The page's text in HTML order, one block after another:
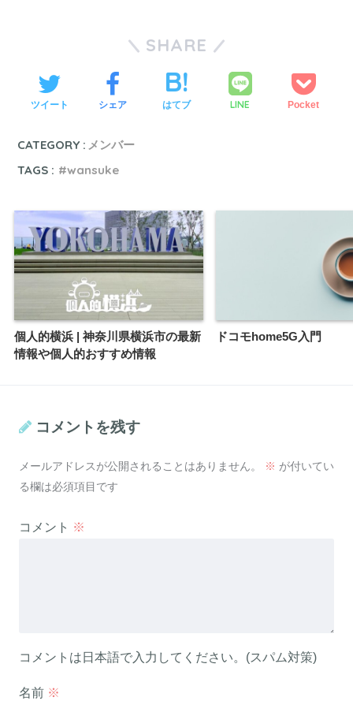
SHARE
ツイート シェア はてブ LINE Pocket
CATEGORY : メンバー
TAGS :
wansuke
個人的横浜 | 神奈川県横浜市の最新
情報や個人的おすすめ情報
ドコモhome5G入門
コメントを残す
メールアドレスが公開されることはありません。 ※ が付いてい
る欄は必須項目です
コメント ※
コメントは日本語で入力してください。(スパム対策)
名前 ※